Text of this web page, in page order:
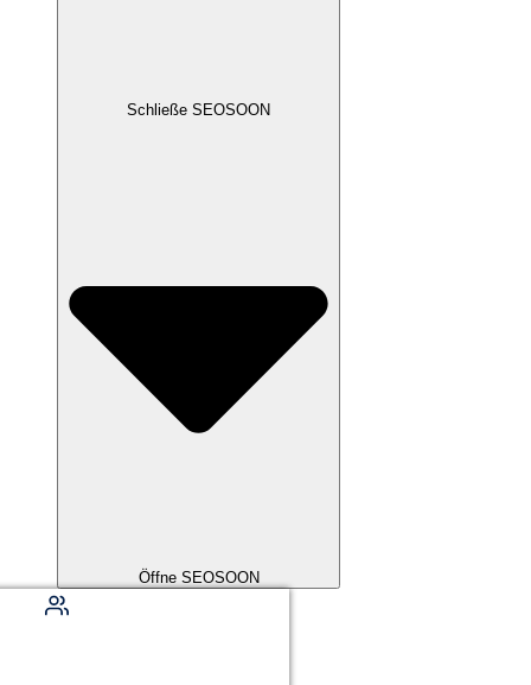
Schließe SEOSOON
Öffne SEOSOON